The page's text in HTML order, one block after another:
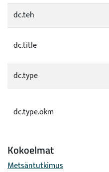
dc.teh
dc.title
dc.type
dc.type.okm
Kokoelmat
Metsäntutkimus